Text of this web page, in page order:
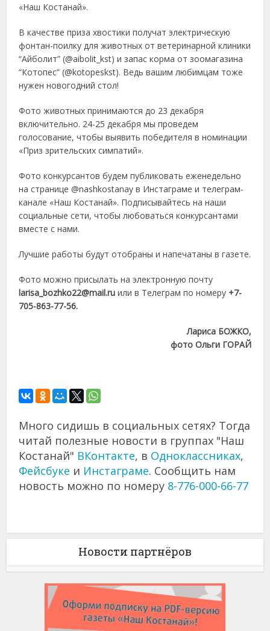
«Наш Костанай».
В качестве приза хвостики получат электрическую
фонтан-поилку для животных от ветеринарной клиники
“Айболит” (@aibolit_kst) и запас корма от зоомагазина
“Котопес” (@kotopeskst). Ведь вашим любимцам тоже
нужен новогодний стол!
Фото животных принимаются до 23 декабря
включительно. 24-25 декабря мы проведем
голосование, чтобы выявить победителя в номинации
«Приз зрительских симпатий».
Фото конкурсантов будем публиковать еженедельно
на странице @nashkostanay в Инстаграме и телеграм-
канале «Наш Костанай». Подписывайтесь на наши
социальные сети, чтобы любоваться конкурсантами
вместе с нами.
Лучшие работы будут отобраны и напечатаны в газете.
Фото можно присылать на электронную почту
larisa_bozhko22@mail.ru или в Телеграм по номеру +7-
705-863-77-56.
Лариса БОЖКО,
фото Ольги ГОРАЙ
Много сидишь в социальных сетях? Тогда
читай полезные новости в группах "Наш
Костанай" ВКонтакте, в Одноклассниках,
Фейсбуке и Инстаграме. Сообщить нам
новость можно по номеру 8-776-000-66-77
Новости партнёров